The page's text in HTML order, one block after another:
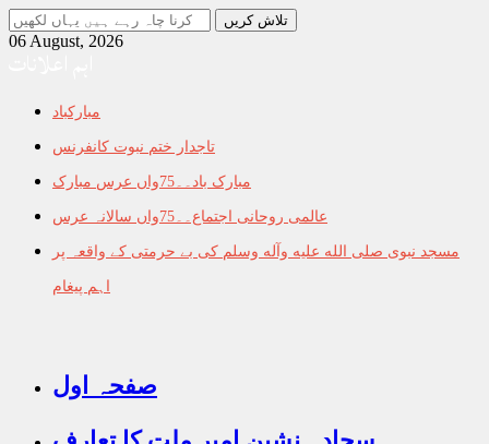
جو
تلاش
یہاں
06 August, 2026
اہم اعلانات
مبارکباد
تاجدار ختم نبوت کانفرنس
مبارک باد۔۔75واں عرس مبارک
عالمی روحانی اجتماع۔۔75واں سالانہ عرس
مسجد نبوی صلى الله عليه وآله وسلم کی بے حرمتی کے واقعہ پر
اہم پیغام
صفحہ اول